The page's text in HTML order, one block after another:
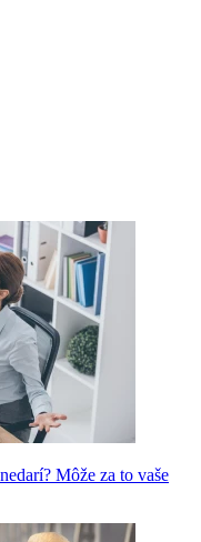
Môže za to vaše